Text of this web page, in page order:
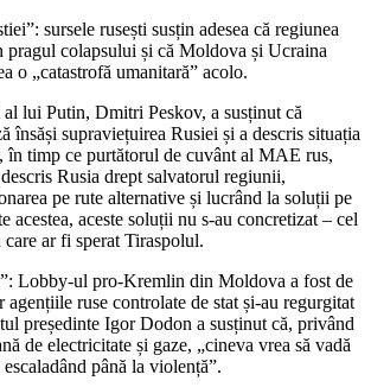
sursele rusești susțin adesea că regiunea
pragul colapsului și că Moldova și Ucraina
o „catastrofă umanitară” acolo.
lui Putin, Dmitri Peskov, a susținut că
însăși supraviețuirea Rusiei și a descris situația
în timp ce purtătorul de cuvânt al MAE rus,
Rusia drept salvatorul regiunii,
pe rute alternative și lucrând la soluții pe
acestea, aceste soluții nu s-au concretizat – cel
ar fi sperat Tiraspolul.
Lobby-ul pro-Kremlin din Moldova a fost de
agențiile ruse controlate de stat și-au regurgitat
președinte Igor Dodon a susținut că, privând
de electricitate și gaze, „cineva vrea să vadă
până la violență”.